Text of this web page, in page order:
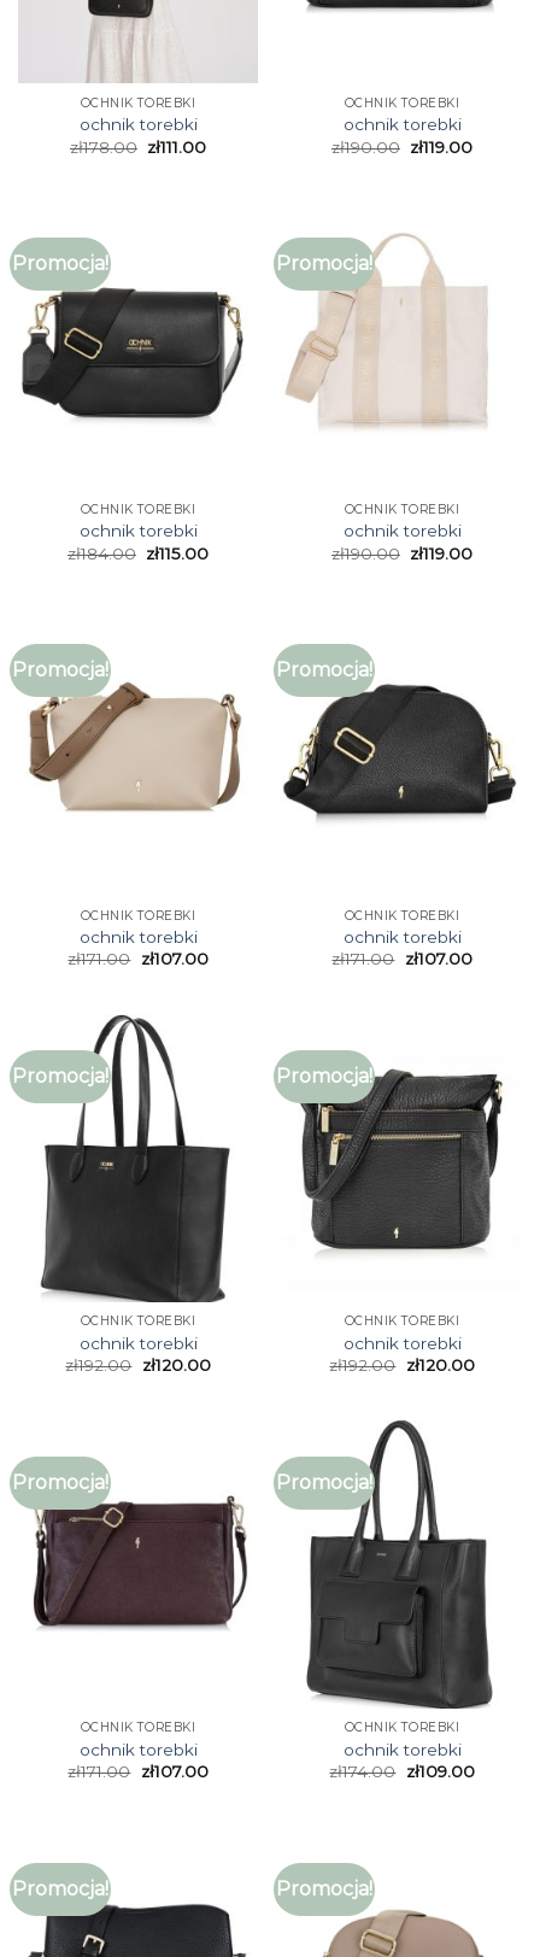
OCHNIK TOREBKI
ochnik torebki
zł178.00 zł111.00
OCHNIK TOREBKI
ochnik torebki
zł190.00 zł119.00
Promocja!
OCHNIK TOREBKI
ochnik torebki
zł184.00 zł115.00
Promocja!
OCHNIK TOREBKI
ochnik torebki
zł190.00 zł119.00
Promocja!
OCHNIK TOREBKI
ochnik torebki
zł171.00 zł107.00
Promocja!
OCHNIK TOREBKI
ochnik torebki
zł171.00 zł107.00
Promocja!
OCHNIK TOREBKI
ochnik torebki
zł192.00 zł120.00
Promocja!
OCHNIK TOREBKI
ochnik torebki
zł192.00 zł120.00
Promocja!
OCHNIK TOREBKI
ochnik torebki
zł171.00 zł107.00
Promocja!
OCHNIK TOREBKI
ochnik torebki
zł174.00 zł109.00
Promocja! Promocja!